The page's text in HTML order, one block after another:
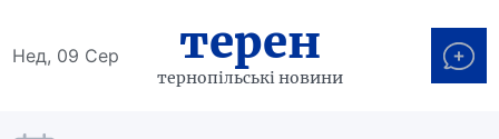
Нед, 09 Сер терен
тернопільські новини